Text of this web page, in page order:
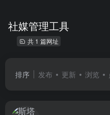
社媒管理工具
共 1 篇网址
排序 发布 更新 浏览